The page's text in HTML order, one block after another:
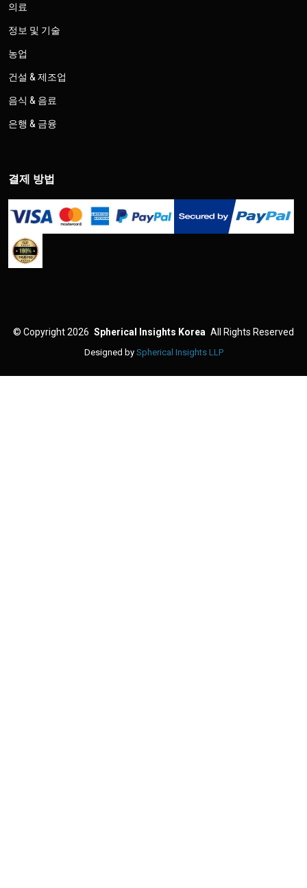
의료
정보 및 기술
농업
건설 & 제조업
음식 & 음료
은행 & 금융
결제 방법
© Copyright 2026 Spherical Insights Korea All Rights Reserved
Designed by Spherical Insights LLP